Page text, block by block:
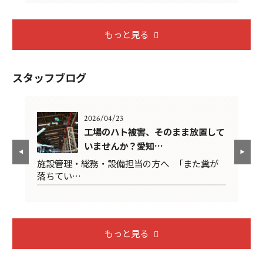
もっと見る
スタッフブログ
2026/04/23
工場のハト被害、そのまま放置して
いませんか？愛知…
施設管理・総務・設備担当の方へ 「また糞が
落ちてい…
もっと見る